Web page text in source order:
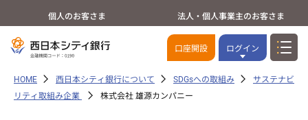
個人のお客さま 法人・個人事業主のお客さま
口座開設 ログイン
HOME 西日本シティ銀行について SDGsへの取組み
サステナビ
リティ取組み企業
株式会社 雄源カンパニー